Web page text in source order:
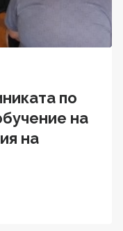
по
на
на